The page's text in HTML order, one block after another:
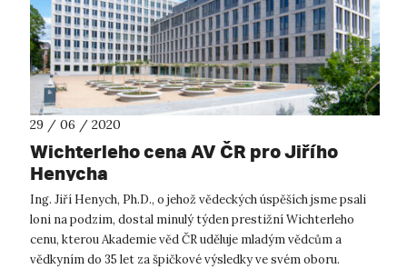
29 / 06 / 2020
Wichterleho cena AV ČR pro Jiřího
Henycha
Ing. Jiří Henych, Ph.D., o jehož vědeckých úspěších jsme psali
loni na podzim, dostal minulý týden prestižní Wichterleho
cenu, kterou Akademie věd ČR uděluje mladým vědcům a
vědkyním do 35 let za špičkové výsledky ve svém oboru.